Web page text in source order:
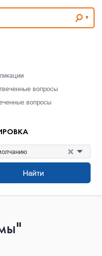
вопросы
вопросы
×
Найти